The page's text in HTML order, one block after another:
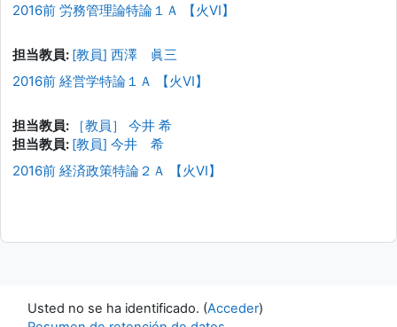
2016前 労務管理論特論１Ａ 【火VI】
担当教員: [教員] 西澤 眞三
2016前 経営学特論１Ａ 【火VI】
担当教員:
［教員］ 今井 希
担当教員: [教員] 今井 希
2016前 経済政策特論２Ａ 【火VI】
Usted no se ha identificado. (Acceder)